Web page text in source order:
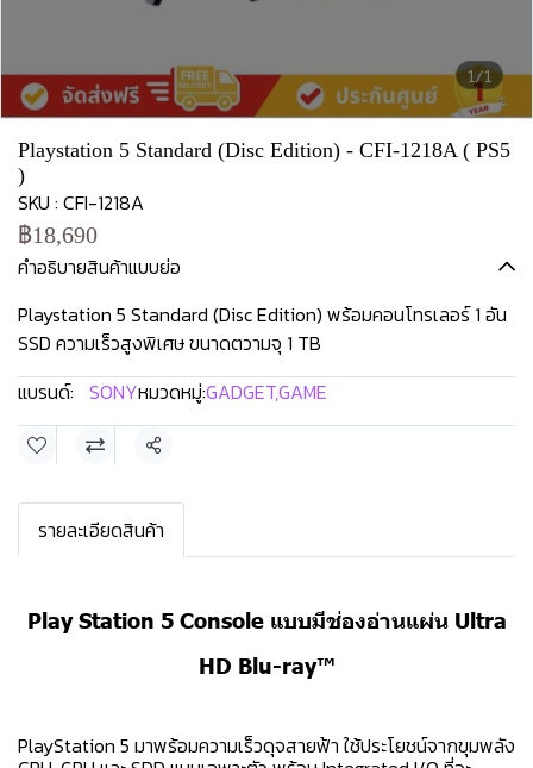
1/1
Playstation 5 Standard (Disc Edition) - CFI-1218A ( PS5
)
SKU : CFI-1218A
฿18,690
คำอธิบายสินค้าแบบย่อ
Playstation 5 Standard (Disc Edition) พร้อมคอนโทรเลอร์ 1 อัน
SSD ความเร็วสูงพิเศษ ขนาดตวามจุ 1 TB
แบรนด์: SONYหมวดหมู่:GADGET,GAME
แชร์
รายละเอียดสินค้า
Play Station 5 Console แบบมีช่องอ่านแผ่น Ultra
HD Blu-ray™
PlayStation 5 มาพร้อมความเร็วดุจสายฟ้า ใช้ประโยชน์จากขุมพลัง